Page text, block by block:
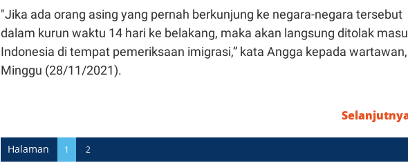
"Jika ada orang asing yang pernah berkunjung ke negara-negara tersebut
dalam kurun waktu 14 hari ke belakang, maka akan langsung ditolak
Indonesia di tempat pemeriksaan imigrasi,” kata Angga kepada wartawan,
Minggu (28/11/2021).
Halaman 1 2